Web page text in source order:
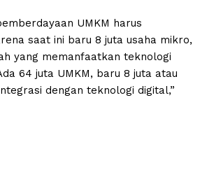
UMKM harus
saat ini baru 8 juta usaha mikro,
yang memanfaatkan teknologi
64 juta UMKM, baru 8 juta atau
dengan teknologi digital,”